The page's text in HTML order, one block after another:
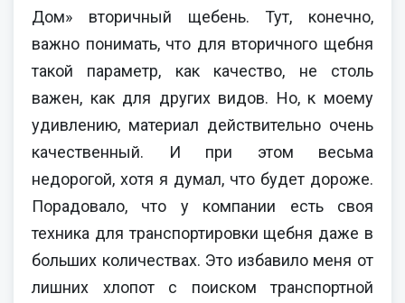
Дом» вторичный щебень. Тут, конечно,
важно понимать, что для вторичного щебня
такой параметр, как качество, не столь
важен, как для других видов. Но, к моему
удивлению, материал действительно очень
качественный. И при этом весьма
недорогой, хотя я думал, что будет дороже.
Порадовало, что у компании есть своя
техника для транспортировки щебня даже в
больших количествах. Это избавило меня от
лишних хлопот с поиском транспортной